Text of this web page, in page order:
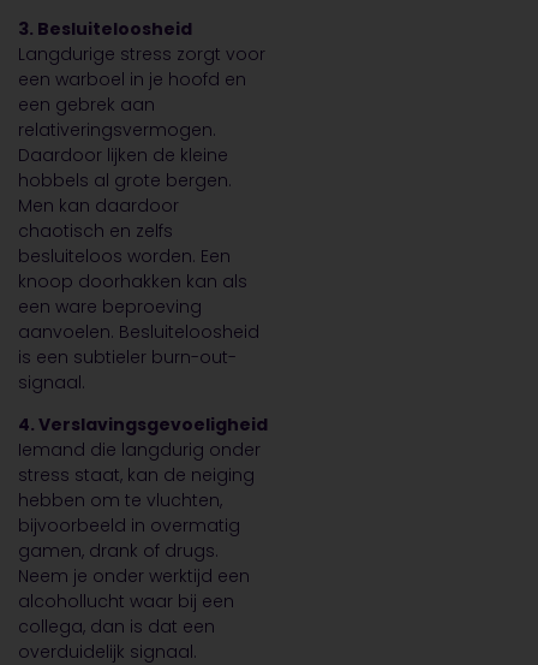
3. Besluiteloosheid
Langdurige stress zorgt voor
een warboel in je hoofd en
een gebrek aan
relativeringsvermogen.
Daardoor lijken de kleine
hobbels al grote bergen.
Men kan daardoor
chaotisch en zelfs
besluiteloos worden. Een
knoop doorhakken kan als
een ware beproeving
aanvoelen. Besluiteloosheid
is een subtieler burn-out-
signaal.
4. Verslavingsgevoeligheid
Iemand die langdurig onder
stress staat, kan de neiging
hebben om te vluchten,
bijvoorbeeld in overmatig
gamen, drank of drugs.
Neem je onder werktijd een
alcohollucht waar bij een
collega, dan is dat een
overduidelijk signaal.